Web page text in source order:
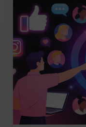
richtige
Zielgruppe
für
Social
Media
definieren:
wird